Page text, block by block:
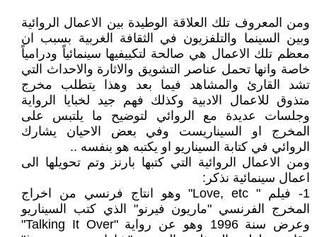
ومن المعروف تلك العلاقة الوطيدة بين الاعمال الروائية
وبين السينما والتلفزيون في الثقافة الغربية بسبب ان
معظم تلك الاعمال هي صالحة لتكييفيها سينمائياً ودرامياً
خاصة وانها تحمل عناصر التشويق والاثارة والاحداث التي
تشد القارئ والمشاهد فيما بعد وهذا يتطلب مخرج
متذوق للاعمال الادبية وكذلك فهم جيد لخبايا الرواية
وجلسات عديدة مع الروائي لتوضيح ما يلتبس على
المخرج او السيناريست وفي بعض الاحيان يشارك
الروائي في كتابة السيناريو او يكتبه هو بنفسه ..
ومن الاعمال الروائية التي كتبها بارنز وتم تحويلها الى
اعمال سينمائية نذكر:
1- فيلم " Love, etc" وهو انتاج فرنسي من اخراج
المخرج الفرنسي "ماريون فيرنو" الذي كتب السيناريو
وعرض سنة 1996 وهو عن رواية "Talking It Over"